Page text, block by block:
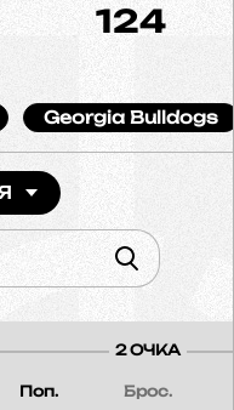
124
Georgia Bulldogs
2 ОЧКА
Поп. Брос.